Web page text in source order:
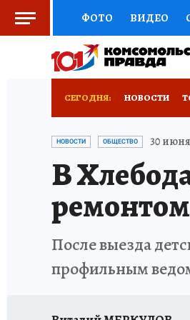
ФОТО ВИДЕО
СОЦПОДДЕРЖКА
ПРЕСС-ЦЕНТР
СЕГОДНЯ: НОВОСТИ
РАЗРУШЕНИЕ
НОВОСТИ ОБЩЕСТВО 30 июня
В
После выезда
профильным